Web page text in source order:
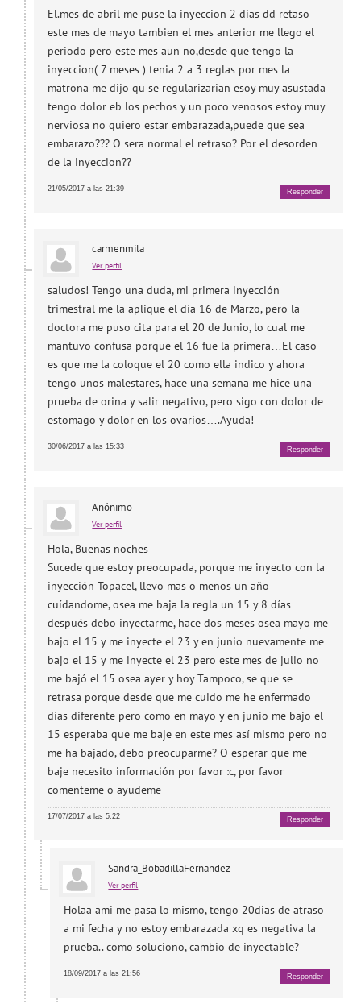
El.mes de abril me puse la inyeccion 2 dias dd retaso
este mes de mayo tambien el mes anterior me llego el
periodo pero este mes aun no,desde que tengo la
inyeccion( 7 meses ) tenia 2 a 3 reglas por mes la
matrona me dijo qu se regularizarian esoy muy asustada
tengo dolor eb los pechos y un poco venosos estoy muy
nerviosa no quiero estar embarazada,puede que sea
embarazo??? O sera normal el retraso? Por el desorden
de la inyeccion??
21/05/2017 a las 21:39 Responder
carmenmila
Ver perfil
saludos! Tengo una duda, mi primera inyección
trimestral me la aplique el día 16 de Marzo, pero la
doctora me puso cita para el 20 de Junio, lo cual me
mantuvo confusa porque el 16 fue la primera…El caso
es que me la coloque el 20 como ella indico y ahora
tengo unos malestares, hace una semana me hice una
prueba de orina y salir negativo, pero sigo con dolor de
estomago y dolor en los ovarios….Ayuda!
30/06/2017 a las 15:33 Responder
Anónimo
Ver perfil
Hola, Buenas noches
Sucede que estoy preocupada, porque me inyecto con la
inyección Topacel, llevo mas o menos un año
cuídandome, osea me baja la regla un 15 y 8 días
después debo inyectarme, hace dos meses osea mayo me
bajo el 15 y me inyecte el 23 y en junio nuevamente me
bajo el 15 y me inyecte el 23 pero este mes de julio no
me bajó el 15 osea ayer y hoy Tampoco, se que se
retrasa porque desde que me cuido me he enfermado
días diferente pero como en mayo y en junio me bajo el
15 esperaba que me baje en este mes así mismo pero no
me ha bajado, debo preocuparme? O esperar que me
baje necesito información por favor :c, por favor
comenteme o ayudeme
17/07/2017 a las 5:22 Responder
Sandra_BobadillaFernandez
Ver perfil
Holaa ami me pasa lo mismo, tengo 20dias de atraso
a mi fecha y no estoy embarazada xq es negativa la
prueba.. como soluciono, cambio de inyectable?
18/09/2017 a las 21:56 Responder